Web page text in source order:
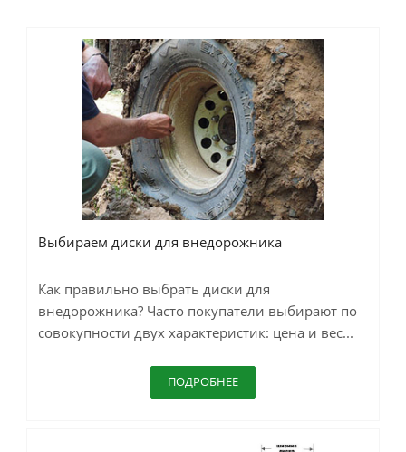
Выбираем диски для внедорожника
Как правильно выбрать диски для
внедорожника? Часто покупатели выбирают по
совокупности двух характеристик: цена и вес...
ПОДРОБНЕЕ